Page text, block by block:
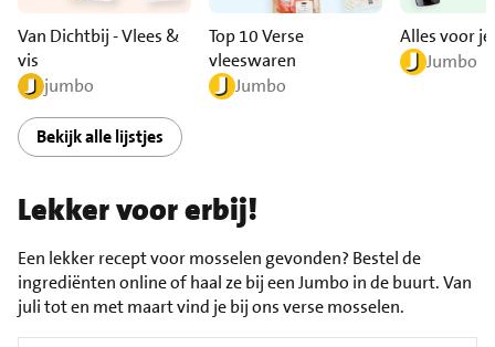
Van Dichtbij - Vlees &
vis
jumbo
Top 10 Verse
vleeswaren
Jumbo
Alles voor
Jumbo
Bekijk alle lijstjes
Lekker voor erbij!
Een lekker recept voor mosselen gevonden? Bestel de
ingrediënten online of haal ze bij een Jumbo in de buurt. Van
juli tot en met maart vind je bij ons verse mosselen.